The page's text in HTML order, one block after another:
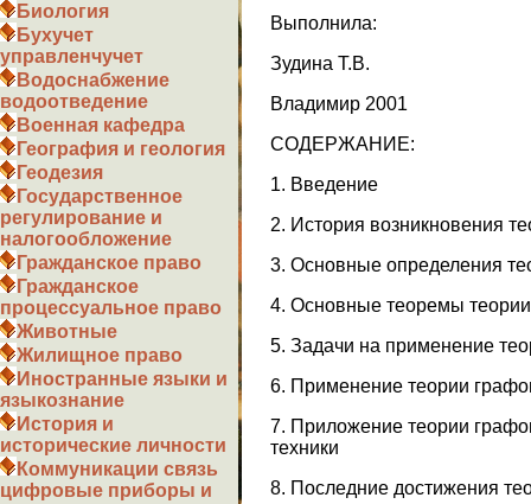
Биология
Бухучет
управленчучет
Водоснабжение
водоотведение
Военная кафедра
География и геология
Геодезия
Государственное
регулирование и
налогообложение
Гражданское право
Гражданское
процессуальное право
Животные
Жилищное право
Иностранные языки и
языкознание
История и
исторические личности
Коммуникации связь
цифровые приборы и
Выполнила:
Зудина Т.В.
Владимир 2001
СОДЕРЖАНИЕ:
1. Введение
2. История возникновения
3. Основные определения
4. Основные теоремы
5. Задачи на применение
6. Применение теории
7. Приложение теории
техники
8. Последние достижения